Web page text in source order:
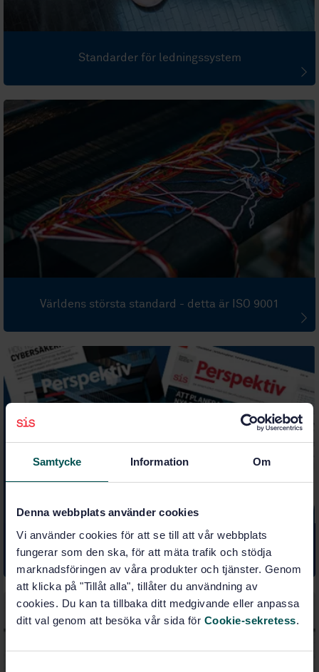
Samtycke Information Om
Denna webbplats använder cookies
Vi använder cookies för att se till att vår webbplats
fungerar som den ska, för att mäta trafik och stödja
marknadsföringen av våra produkter och tjänster. Genom
att klicka på "Tillåt alla", tillåter du användning av
cookies. Du kan ta tillbaka ditt medgivande eller anpassa
ditt val genom att besöka vår sida för Cookie-sekretess.
Standarder för ledningssystem
Världens största standard - detta är ISO 9001
SIS Perspektiv - en tjänst för dig som arbetar med
ledningssystem